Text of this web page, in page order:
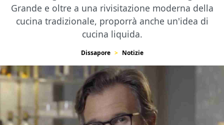
Grande e oltre a una rivisitazione moderna della
cucina tradizionale, proporrà anche un'idea di
cucina liquida.
Dissapore Notizie